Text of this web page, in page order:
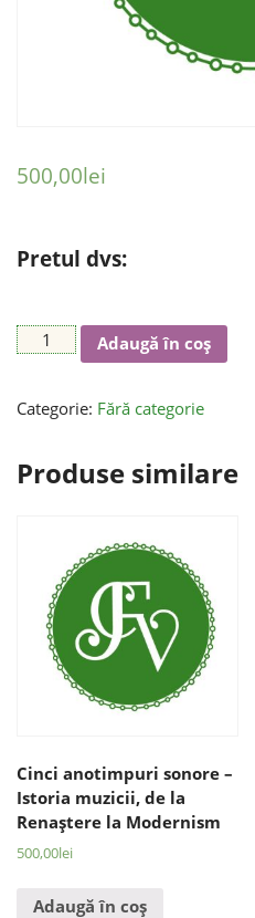
500,00lei
Pretul dvs:
Cantitate
Budismul:
către
17
Adaugă în coș
Categorie: Fără categorie
Produse similare
Cinci anotimpuri sonore –
Istoria muzicii, de la
Renaştere la Modernism
500,00lei
Adaugă în coș